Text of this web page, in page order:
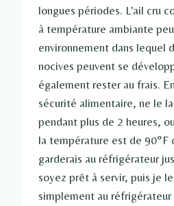
longues périodes. L'ail cru
à température ambiante
environnement dans lequel
nocives peuvent se
également rester au frais.
sécurité alimentaire, ne le
pendant plus de 2 heures,
la température est de 90°F
garderais au réfrigérateur
soyez prêt à servir, puis je
simplement au